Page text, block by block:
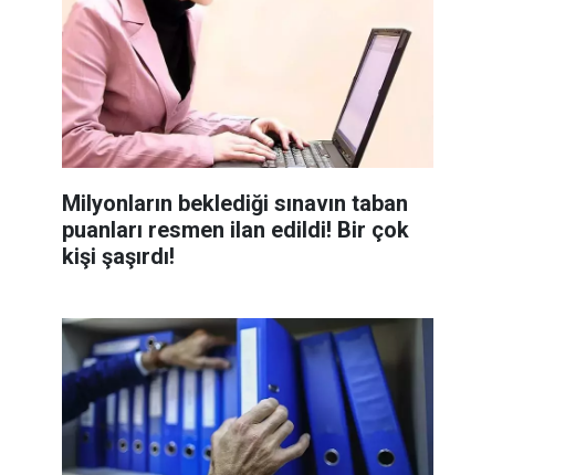
Milyonların beklediği sınavın taban
puanları resmen ilan edildi! Bir çok
kişi şaşırdı!